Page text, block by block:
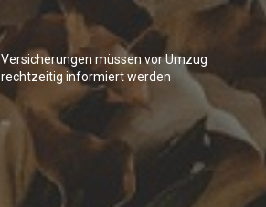
Versicherungen müssen vor Umzug
rechtzeitig informiert werden